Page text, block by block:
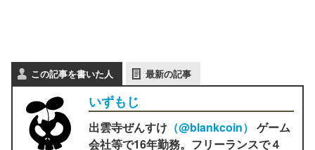
この記事を書いた人 最新の記事
いずもじ
出雲寺ぜんすけ （‎@blankcoin） ゲーム
会社等で16年勤務。フリーランスで４